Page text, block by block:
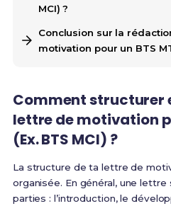
MCI) ?
Conclusion sur la
motivation pour un BTS
Comment structurer
lettre de motivation
(Ex. BTS MCI) ?
La structure de ta lettre de
organisée. En général, une
parties : l’introduction, le